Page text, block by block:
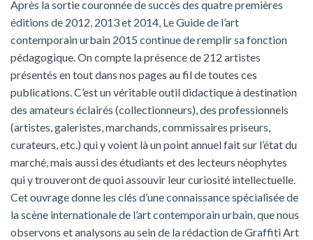
Après la sortie couronnée de succès des quatre premières
éditions de 2012, 2013 et 2014, Le Guide de l’art
contemporain urbain 2015 continue de remplir sa fonction
pédagogique. On compte la présence de 212 artistes
présentés en tout dans nos pages au fil de toutes ces
publications. C’est un véritable outil didactique à destination
des amateurs éclairés (collectionneurs), des professionnels
(artistes, galeristes, marchands, commissaires priseurs,
curateurs, etc.) qui y voient là un point annuel fait sur l’état du
marché, mais aussi des étudiants et des lecteurs néophytes
qui y trouveront de quoi assouvir leur curiosité intellectuelle.
Cet ouvrage donne les clés d’une connaissance spécialisée de
la scène internationale de l’art contemporain urbain, que nous
observons et analysons au sein de la rédaction de Graffiti Art